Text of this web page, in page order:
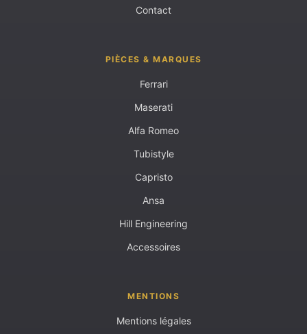
Contact
PIÈCES & MARQUES
Ferrari
Maserati
Alfa Romeo
Tubistyle
Capristo
Ansa
Hill Engineering
Accessoires
MENTIONS
Mentions légales